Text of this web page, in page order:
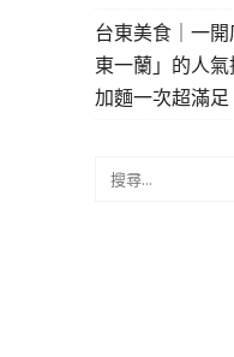
台東美食｜一
東一蘭」的人
加麵一次超滿足